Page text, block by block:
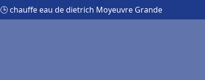
🕒 chauffe eau de dietrich Moyeuvre Grande